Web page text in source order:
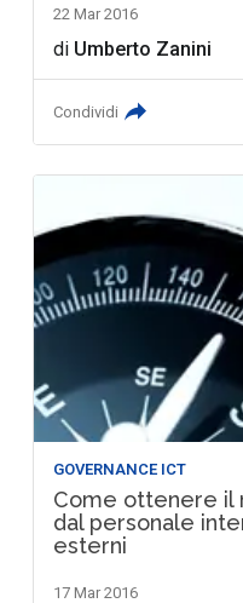
22 Mar 2016
di Umberto Zanini
Condividi
GOVERNANCE ICT
Come ottenere il
dal personale
esterni
17 Mar 2016